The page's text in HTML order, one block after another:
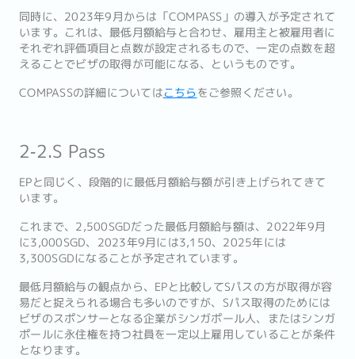
同時に、2023年9月からは「COMPASS」の導入が予定されて
います。これは、最低月額給与と合わせ、雇用主と被雇用者に
それぞれ評価項目と点数が設定されるもので、一定の点数を超
えることでビザの取得が可能になる、というものです。
COMPASSの詳細についてはこちら をご参照ください。
2‐2.S Pass
EPと同じく、段階的に最低月額給与額が引き上げられてきて
います。
これまで、2,500SGDだった最低月額給与額は、2022年9月
に3,000SGD、2023年9月には3,150、2025年には
3,300SGDになることが予定されています。
最低月額給与の観点から、EPと比較してSパスの方が取得が容
易だと捉えられる場合も多いのですが、Sパス取得のためには
ビザのスポンサーとなる企業がシンガポール人、またはシンガ
ポールに永住権を持つ社員を一定以上雇用していることが条件
となります。